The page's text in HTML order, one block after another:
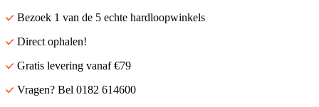
Bezoek 1 van de 5 echte hardloopwinkels
Direct ophalen!
Gratis levering vanaf €79
Vragen? Bel 0182 614600